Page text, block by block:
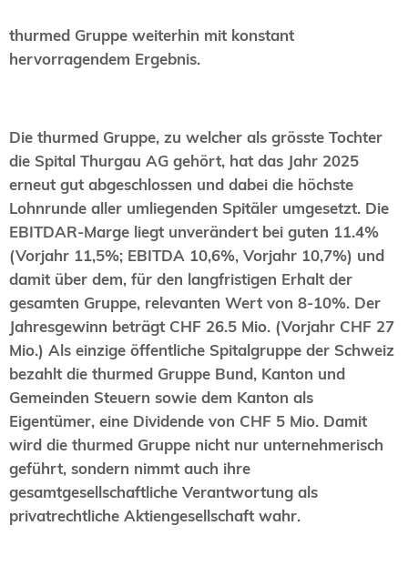
thurmed Gruppe weiterhin mit konstant
hervorragendem Ergebnis.
Die thurmed Gruppe, zu welcher als grösste Tochter
die Spital Thurgau AG gehört, hat das Jahr 2025
erneut gut abgeschlossen und dabei die höchste
Lohnrunde aller umliegenden Spitäler umgesetzt. Die
EBITDAR-Marge liegt unverändert bei guten 11.4%
(Vorjahr 11,5%; EBITDA 10,6%, Vorjahr 10,7%) und
damit über dem, für den langfristigen Erhalt der
gesamten Gruppe, relevanten Wert von 8-10%. Der
Jahresgewinn beträgt CHF 26.5 Mio. (Vorjahr CHF 27
Mio.) Als einzige öffentliche Spitalgruppe der Schweiz
bezahlt die thurmed Gruppe Bund, Kanton und
Gemeinden Steuern sowie dem Kanton als
Eigentümer, eine Dividende von CHF 5 Mio. Damit
wird die thurmed Gruppe nicht nur unternehmerisch
geführt, sondern nimmt auch ihre
gesamtgesellschaftliche Verantwortung als
privatrechtliche Aktiengesellschaft wahr.